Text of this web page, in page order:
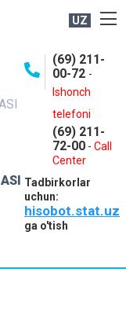
UZ
(69) 211-
00-72 -
Ishonch
telefoni
(69) 211-
72-00 - Call
Center
Tadbirkorlar
uchun:
hisobot.stat.uz
ga o'tish